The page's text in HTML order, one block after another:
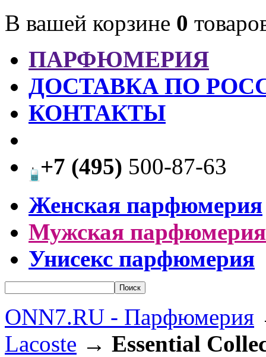
В вашей корзине 0
ПАРФЮМЕРИЯ
ДОСТАВКА ПО
КОНТАКТЫ
+7 (495) 500-87-63
Женская парфюмерия
Мужская парфюмерия
Унисекс парфюмерия
ONN7.RU - Парфюмерия
Lacoste → Essential